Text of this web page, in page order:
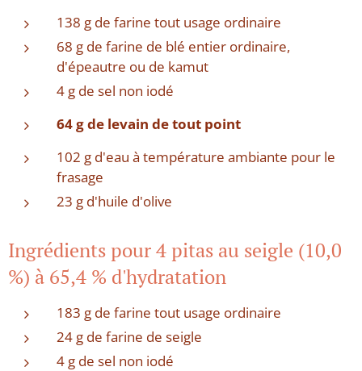
138 g de farine tout usage ordinaire
68 g de farine de blé entier ordinaire,
d'épeautre ou de kamut
4 g de sel non iodé
64 g de levain de tout point
102 g d'eau à température ambiante pour le
frasage
23 g d'huile d'olive
Ingrédients pour 4 pitas au seigle (10,0
%) à 65,4 % d'hydratation
183 g de farine tout usage ordinaire
24 g de farine de seigle
4 g de sel non iodé